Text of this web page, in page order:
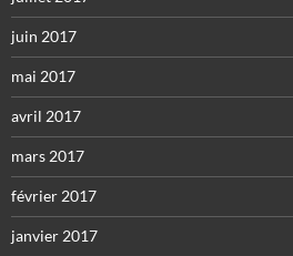
juin 2017
mai 2017
avril 2017
mars 2017
février 2017
janvier 2017